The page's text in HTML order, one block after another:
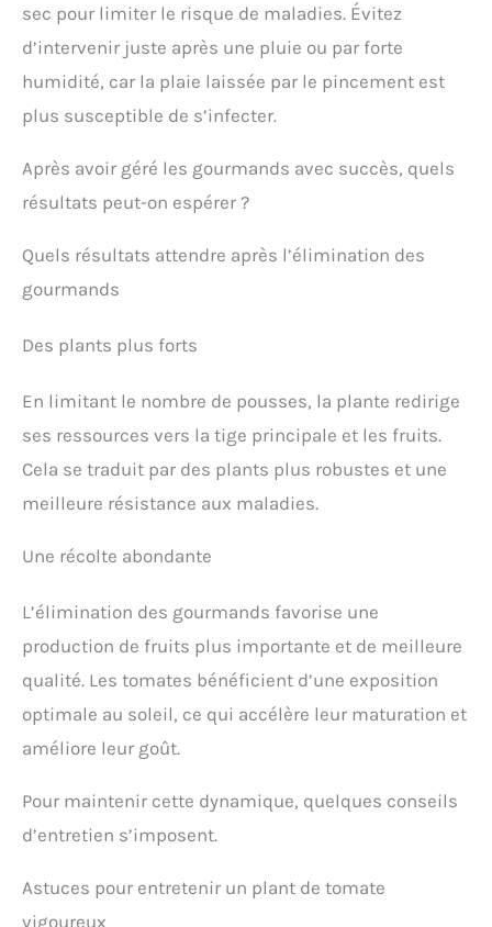
sec pour limiter le risque de maladies. Évitez
d’intervenir juste après une pluie ou par forte
humidité, car la plaie laissée par le pincement est
plus susceptible de s’infecter.
Après avoir géré les gourmands avec succès, quels
résultats peut-on espérer ?
Quels résultats attendre après l’élimination des
gourmands
Des plants plus forts
En limitant le nombre de pousses, la plante redirige
ses ressources vers la tige principale et les fruits.
Cela se traduit par des plants plus robustes et une
meilleure résistance aux maladies.
Une récolte abondante
L’élimination des gourmands favorise une
production de fruits plus importante et de meilleure
qualité. Les tomates bénéficient d’une exposition
optimale au soleil, ce qui accélère leur maturation et
améliore leur goût.
Pour maintenir cette dynamique, quelques conseils
d’entretien s’imposent.
Astuces pour entretenir un plant de tomate
vigoureux